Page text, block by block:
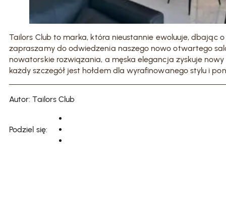
Tailors Club to marka, która nieustannie ewoluuje, dbając
zapraszamy do odwiedzenia naszego nowo otwartego
nowatorskie rozwiązania, a męska elegancja zyskuje
każdy szczegół jest hołdem dla wyrafinowanego stylu i
Autor: Tailors Club
Podziel się: